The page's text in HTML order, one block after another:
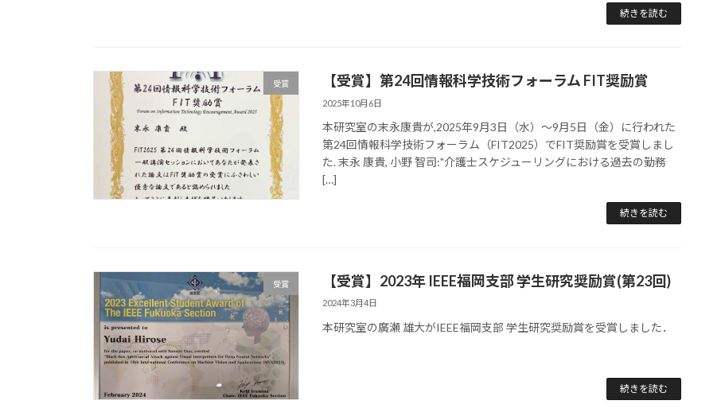
続きを読む
受賞 【受賞】第24回情報科学技術フォーラム FIT奨励賞
2025年10月6日
本研究室の末永康貴が,2025年9月3日（水）～9月5日（金）に行われた
第24回情報科学技術フォーラム（FIT2025）でFIT奨励賞を受賞しまし
た. 末永 康貴, 小野 智司:"介護士スケジューリングにおける過去の勤務
[…]
続きを読む
受賞 【受賞】2023年 IEEE福岡支部 学生研究奨励賞(第23回)
2024年3月4日
本研究室の廣瀬 雄大がIEEE福岡支部 学生研究奨励賞を受賞しました．
続きを読む